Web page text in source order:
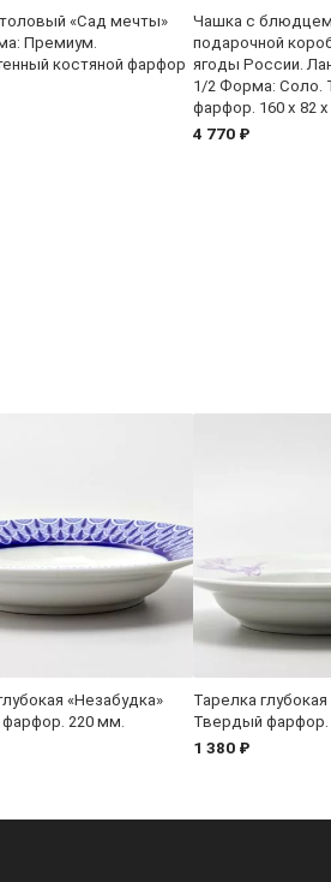
«Сад мечты»
Премиум.
костяной фарфор
Чашка с блюдцем
подарочной
ягоды России.
1/2 Форма: Соло.
фарфор. 160 x 82 x
4 770 ₽
«Незабудка»
220 мм.
Тарелка
Твердый фарфор.
1 380 ₽